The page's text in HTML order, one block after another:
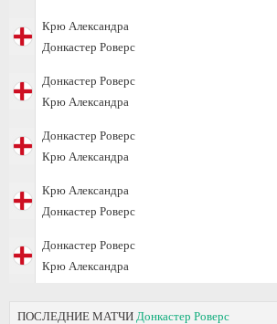
Крю Александра
Донкастер Роверс
Донкастер Роверс
Крю Александра
Донкастер Роверс
Крю Александра
Крю Александра
Донкастер Роверс
Донкастер Роверс
Крю Александра
ПОСЛЕДНИЕ МАТЧИ Донкастер Роверс